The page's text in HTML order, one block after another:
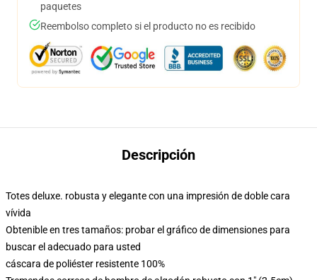
paquetes
Reembolso completo si el producto no es recibido
Descripción
Totes deluxe. robusta y elegante con una impresión de doble cara
vívida
Obtenible en tres tamaños: probar el gráfico de dimensiones para
buscar el adecuado para usted
cáscara de poliéster resistente 100%